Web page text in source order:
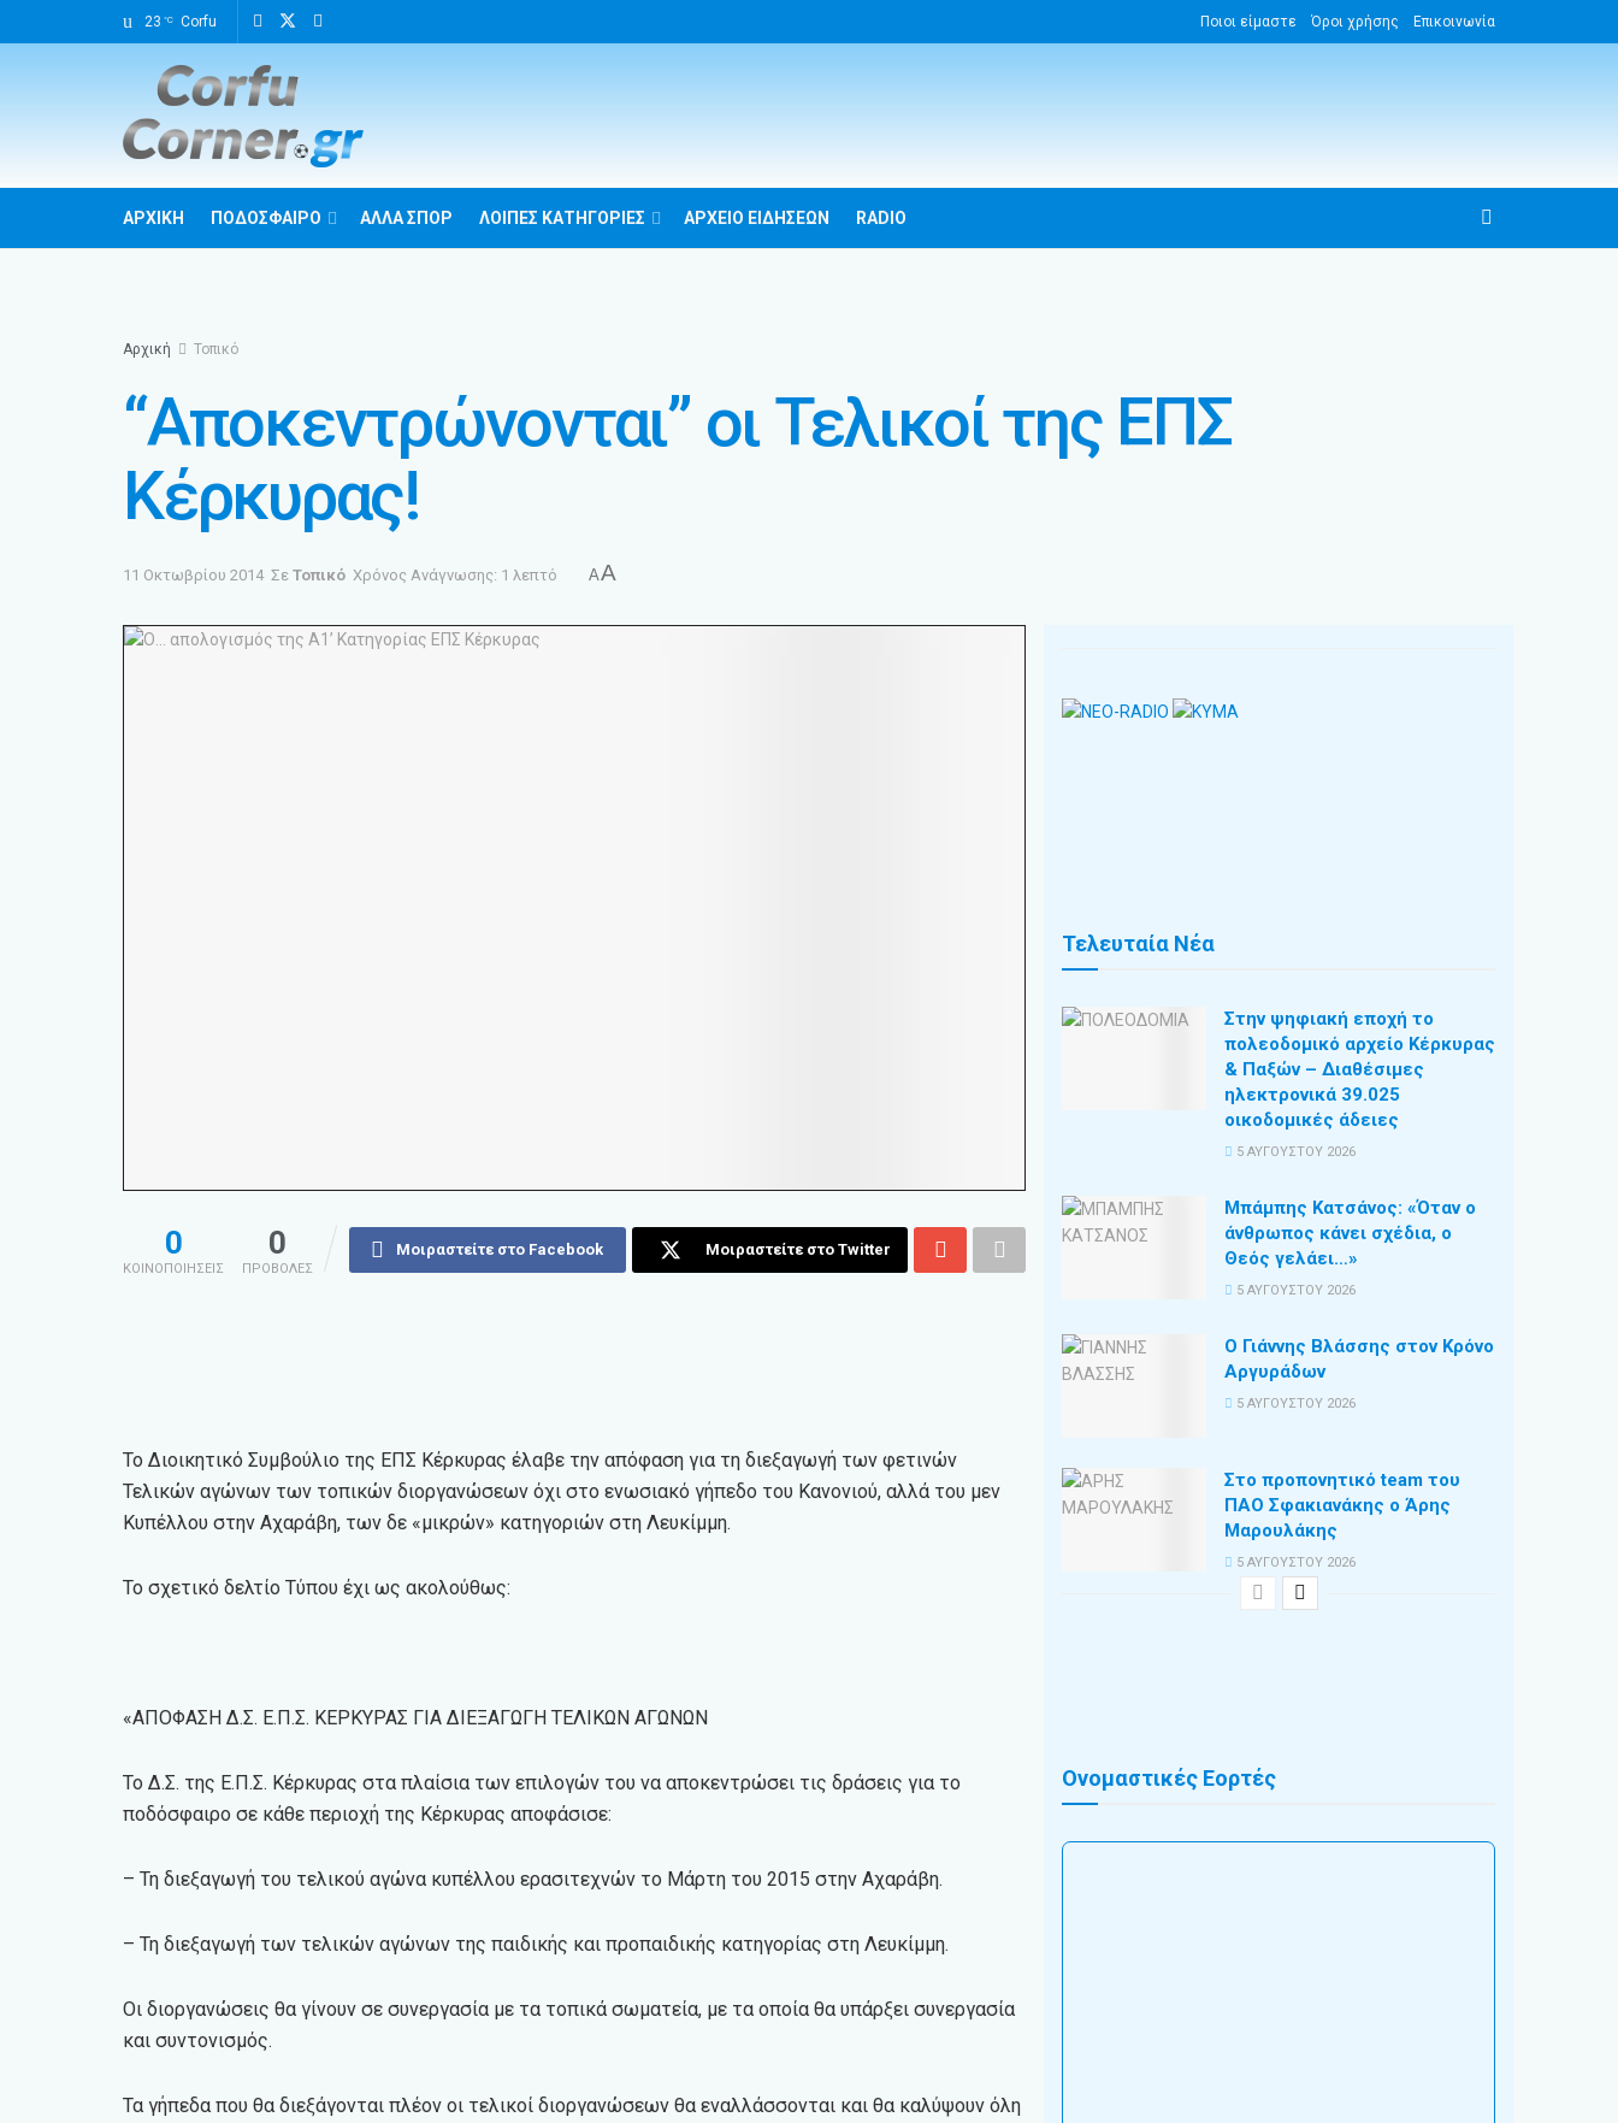
23 °C Corfu Ποιοι είμαστε Όροι χρήσης Επικοινωνία
ΑΡΧΙΚΗ ΠΟΔΟΣΦΑΙΡΟ ΑΛΛΑ ΣΠΟΡ ΛΟΙΠΕΣ ΚΑΤΗΓΟΡΙΕΣ ΑΡΧΕΙΟ ΕΙΔΗΣΕΩΝ RADIO
Αρχική Τοπικό
“Αποκεντρώνονται” οι Τελικοί της ΕΠΣ
Κέρκυρας!
11 Οκτωβρίου 2014 Σε Τοπικό Χρόνος Ανάγνωσης: 1 λεπτό AA
0
ΚΟΙΝΟΠΟΙΗΣΕΙΣ
0
ΠΡΟΒΟΛΕΣ
Μοιραστείτε στο Facebook Μοιραστείτε στο Twitter
Το Διοικητικό Συμβούλιο της ΕΠΣ Κέρκυρας έλαβε την απόφαση για τη διεξαγωγή των φετινών
Τελικών αγώνων των τοπικών διοργανώσεων όχι στο ενωσιακό γήπεδο του Κανονιού, αλλά του μεν
Κυπέλλου στην Αχαράβη, των δε «μικρών» κατηγοριών στη Λευκίμμη.
Το σχετικό δελτίο Τύπου έχι ως ακολούθως:
«ΑΠΟΦΑΣΗ Δ.Σ. Ε.Π.Σ. ΚΕΡΚΥΡΑΣ ΓΙΑ ΔΙΕΞΑΓΩΓΗ ΤΕΛΙΚΩΝ ΑΓΩΝΩΝ
Το Δ.Σ. της Ε.Π.Σ. Κέρκυρας στα πλαίσια των επιλογών του να αποκεντρώσει τις δράσεις για το
ποδόσφαιρο σε κάθε περιοχή της Κέρκυρας αποφάσισε:
– Τη διεξαγωγή του τελικού αγώνα κυπέλλου ερασιτεχνών το Μάρτη του 2015 στην Αχαράβη.
– Τη διεξαγωγή των τελικών αγώνων της παιδικής και προπαιδικής κατηγορίας στη Λευκίμμη.
Οι διοργανώσεις θα γίνουν σε συνεργασία με τα τοπικά σωματεία, με τα οποία θα υπάρξει συνεργασία
και συντονισμός.
Τα γήπεδα που θα διεξάγονται πλέον οι τελικοί διοργανώσεων θα εναλλάσσονται και θα καλύψουν όλη
Τελευταία Νέα
Στην ψηφιακή εποχή το
πολεοδομικό αρχείο Κέρκυρας
& Παξών – Διαθέσιμες
ηλεκτρονικά 39.025
οικοδομικές άδειες
5 ΑΥΓΟΎΣΤΟΥ 2026
Μπάμπης Κατσάνος: «Όταν ο
άνθρωπος κάνει σχέδια, ο
Θεός γελάει…»
5 ΑΥΓΟΎΣΤΟΥ 2026
Ο Γιάννης Βλάσσης στον Κρόνο
Αργυράδων
5 ΑΥΓΟΎΣΤΟΥ 2026
Στο προπονητικό team του
ΠΑΟ Σφακιανάκης ο Άρης
Μαρουλάκης
5 ΑΥΓΟΎΣΤΟΥ 2026
Ονομαστικές Εορτές